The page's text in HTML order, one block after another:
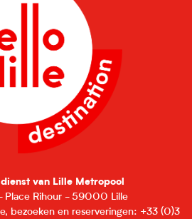
van Lille Metropool
- Place Rihour - 59000 Lille
bezoeken en reserveringen: +33 (0)3